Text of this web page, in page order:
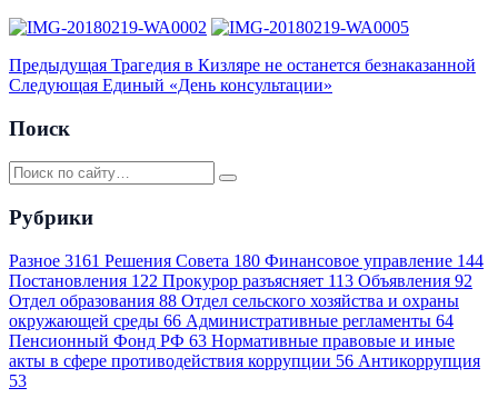
Предыдущая Трагедия в Кизляре не останется безнаказанной
Следующая Единый «День консультации»
Поиск
Рубрики
Разное 3161 Решения Совета 180 Финансовое управление 144
Постановления 122 Прокурор разъясняет 113 Объявления 92
Отдел образования 88 Отдел сельского хозяйства и охраны
окружающей среды 66 Административные регламенты 64
Пенсионный Фонд РФ 63 Нормативные правовые и иные
акты в сфере противодействия коррупции 56 Антикоррупция
53